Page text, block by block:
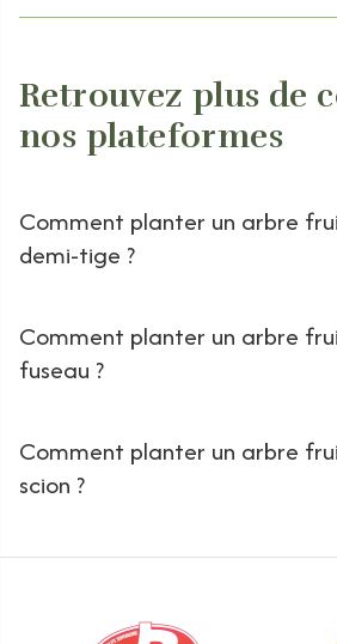
Retrouvez plus de
nos plateformes
Comment planter un arbre
demi-tige ?
Comment planter un arbre
fuseau ?
Comment planter un arbre
scion ?